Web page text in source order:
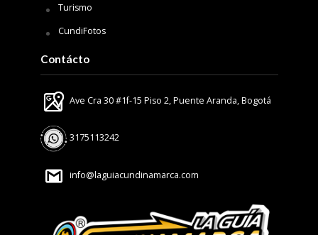
Turismo
CundiFotos
Contácto
Ave Cra 30 #1f-15 Piso 2, Puente Aranda, Bogotá
3175113242
info@laguiacundinamarca.com